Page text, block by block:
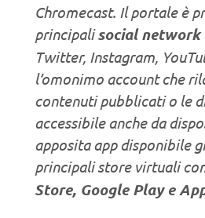
Chromecast. Il portale è
principalisocial network
Twitter, Instagram,
l’omonimo account che
contenuti pubblicati o le
accessibile anche da
apposita app disponibile
principali store virtuali
Store, Google Play e